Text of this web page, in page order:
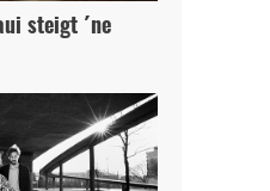
steigt ´ne